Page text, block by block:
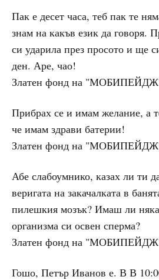
Пак е десет часа, теб пак те
знам на какъв език да говоря.
си ударила през просото и ще
ден. Аре, чао!
Златен фонд на
Прибрах се и имам желание, а
че имам здрави батерии!
Златен фонд на
Абе слабоумнико, казах ли ти
веригата на закачалката в
пилешкия мозък? Имаш ли
организма си освен сперма?
Златен фонд на
Гошо, Петър Иванов е. В В